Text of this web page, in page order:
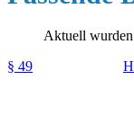
Aktuell wurden
§ 49